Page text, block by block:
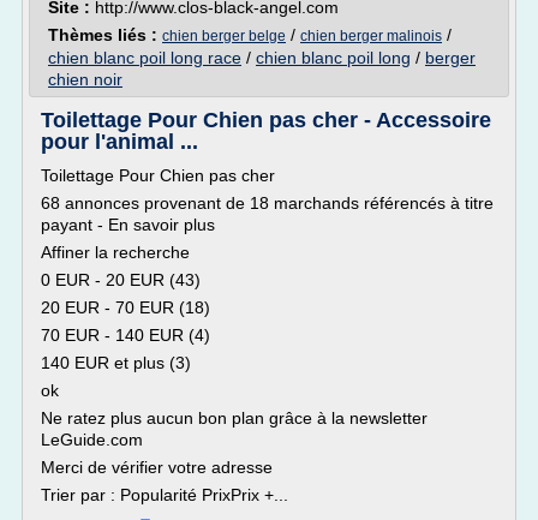
Site : http://www.clos-black-angel.com
Thèmes liés : chien berger belge / chien berger malinois /
chien blanc poil long race / chien blanc poil long / berger
chien noir
Toilettage Pour Chien pas cher - Accessoire
pour l'animal ...
Toilettage Pour Chien pas cher
68 annonces provenant de 18 marchands référencés à titre
payant - En savoir plus
Affiner la recherche
0 EUR - 20 EUR (43)
20 EUR - 70 EUR (18)
70 EUR - 140 EUR (4)
140 EUR et plus (3)
ok
Ne ratez plus aucun bon plan grâce à la newsletter
LeGuide.com
Merci de vérifier votre adresse
Trier par : Popularité PrixPrix +...